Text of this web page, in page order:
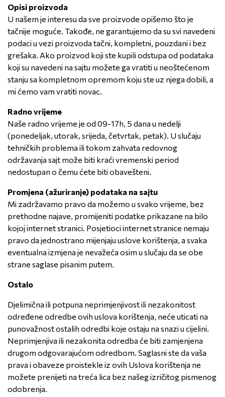
Opisi proizvoda
U našem je interesu da sve proizvode opišemo što je
tačnije moguće. Takođe, ne garantujemo da su svi navedeni
podaci u vezi proizvoda tačni, kompletni, pouzdani i bez
grešaka. Ako proizvod koji ste kupili odstupa od podataka
koji su navedeni na sajtu možete ga vratiti u neoštećenom
stanju sa kompletnom opremom koju ste uz njega dobili, a
mi ćemo vam vratiti novac.
Radno vrijeme
Naše radno vrijeme je od 09-17h, 5 dana u nedelji
(ponedeljak, utorak, srijeda, četvrtak, petak). U slučaju
tehničkih problema ili tokom zahvata redovnog
održavanja sajt može biti kraći vremenski period
nedostupan o čemu ćete biti obavešteni.
Promjena (ažuriranje) podataka na sajtu
Mi zadržavamo pravo da možemo u svako vrijeme, bez
prethodne najave, promijeniti podatke prikazane na bilo
kojoj internet stranici. Posjetioci internet stranice nemaju
pravo da jednostrano mijenjaju uslove korištenja, a svaka
eventualna izmjena je nevažeća osim u slučaju da se obe
strane saglase pisanim putem.
Ostalo
Djelimična ili potpuna neprimjenjivost ili nezakonitost
određene odredbe ovih uslova korištenja, neće uticati na
punovažnost ostalih odredbi koje ostaju na snazi u cijelini.
Neprimjenjiva ili nezakonita odredba će biti zamjenjena
drugom odgovarajućom odredbom. Saglasni ste da vaša
prava i obaveze proistekle iz ovih Uslova korištenja ne
možete prenijeti na treća lica bez našeg izričitog pismenog
odobrenja.